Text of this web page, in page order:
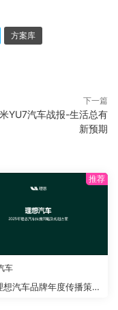
方案库
下一篇
YU7汽车战报-生活总有
新预期
车
汽车品牌年度传播策略